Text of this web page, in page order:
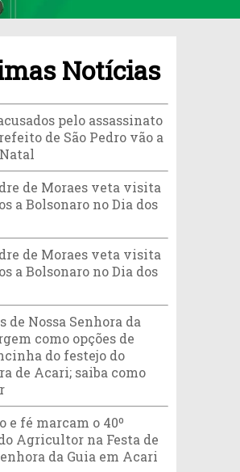
Notícias
pelo assassinato
de São Pedro vão a
de Moraes veta visita
a Bolsonaro no Dia dos
de Moraes veta visita
a Bolsonaro no Dia dos
de Nossa Senhora da
como opções de
do festejo do
de Acari; saiba como
e fé marcam o 40º
Agricultor na Festa de
da Guia em Acari